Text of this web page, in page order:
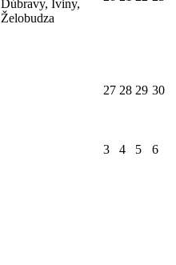
Dúbravy, Iviny,
Želobudza
27 28 29 30
3 4 5
6